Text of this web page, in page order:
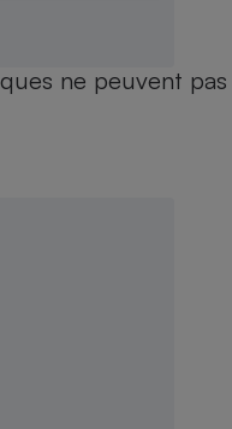
ne peuvent pas